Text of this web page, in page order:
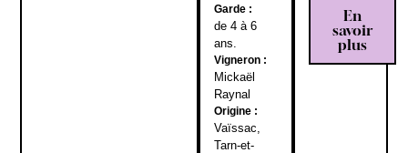
Garde :
de 4 à 6
ans.
Vigneron :
Mickaël
Raynal
Origine :
Vaïssac,
Tarn-et-
En
savoir
plus